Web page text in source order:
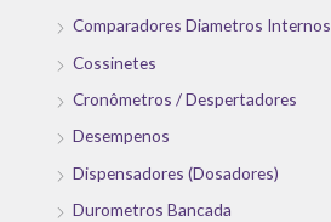
Comparadores Diametros Internos
Cossinetes
Cronômetros / Despertadores
Desempenos
Dispensadores (Dosadores)
Durometros Bancada